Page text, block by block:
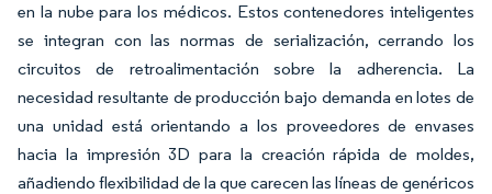
en la nube para los médicos. Estos contenedores inteligentes
se integran con las normas de serialización, cerrando los
circuitos de retroalimentación sobre la adherencia. La
necesidad resultante de producción bajo demanda en lotes de
una unidad está orientando a los proveedores de envases
hacia la impresión 3D para la creación rápida de moldes,
añadiendo flexibilidad de la que carecen las líneas de genéricos